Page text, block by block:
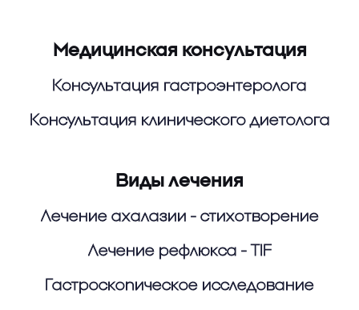
Медицинская консультация
Консультация гастроэнтеролога
Консультация клинического диетолога
Виды лечения
Лечение ахалазии - стихотворение
Лечение рефлюкса - TIF
Гастроскопическое исследование